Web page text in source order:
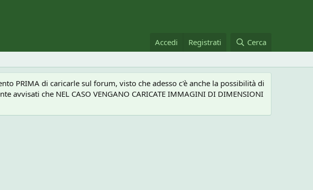
Accedi Registrati Cerca
PRIMA di caricarle sul forum, visto che adesso c'è anche la possibilità di
che NEL CASO VENGANO CARICATE IMMAGINI DI DIMENSIONI